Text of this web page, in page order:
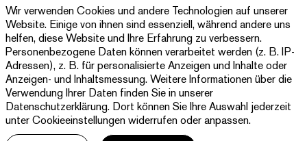
Theater
Paderborn
Westfälische
Kammerspiele
Programm & Tickets
Abos
jott
Wir verwenden Cookies und andere Technologien auf unserer
Website. Einige von ihnen sind essenziell, während andere uns
helfen, diese Website und Ihre Erfahrung zu verbessern.
Personenbezogene Daten können verarbeitet werden (z. B. IP-
Adressen), z. B. für personalisierte Anzeigen und Inhalte oder
Anzeigen- und Inhaltsmessung. Weitere Informationen über die
Verwendung Ihrer Daten finden Sie in unserer
Datenschutzerklärung. Dort können Sie Ihre Auswahl jederzeit
unter Cookieeinstellungen widerrufen oder anpassen.